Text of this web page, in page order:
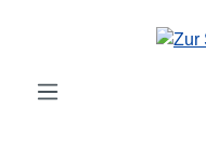
Zum Hauptinhalt springen